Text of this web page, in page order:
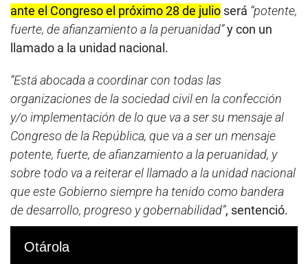
ante el Congreso el próximo 28 de julio será “potente,
fuerte, de afianzamiento a la peruanidad”y con un
llamado a la unidad nacional.
“Está abocada a coordinar con todas las
organizaciones de la sociedad civil en la confección
y/o implementación de lo que va a ser su mensaje al
Congreso de la República, que va a ser un mensaje
potente, fuerte, de afianzamiento a la peruanidad, y
sobre todo va a reiterar el llamado a la unidad nacional
que este Gobierno siempre ha tenido como bandera
de desarrollo, progreso y gobernabilidad”, sentenció.
Otárola